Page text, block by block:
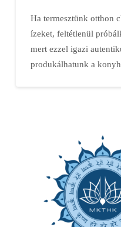
Ha termesztünk otthon
ízeket, feltétlenül
mert ezzel igazi
produkálhatunk a